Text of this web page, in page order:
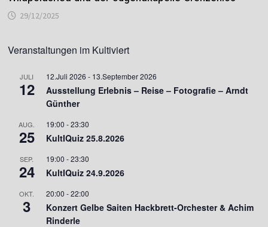
29/12/2025
Veranstaltungen im Kultiviert
JULI
12
12.Juli 2026 - 13.September 2026
Ausstellung Erlebnis – Reise – Fotografie – Arndt
Günther
AUG.
25
19:00 -23:30
KultIQuiz 25.8.2026
SEP.
24
19:00 -23:30
KultIQuiz 24.9.2026
OKT.
3
20:00 -22:00
Konzert Gelbe Saiten Hackbrett-Orchester & Achim
Rinderle